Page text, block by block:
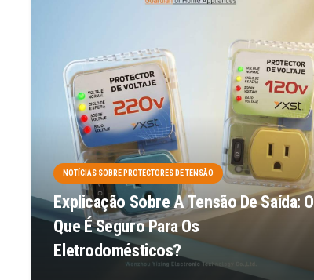
NOTÍCIAS SOBRE PROTECTORES DE TENSÃO
Explicação Sobre A Tensão De Saída: O
Que É Seguro Para Os
Eletrodomésticos?